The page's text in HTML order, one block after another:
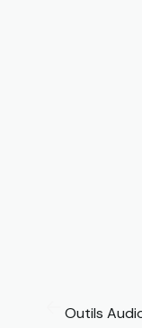
Outils